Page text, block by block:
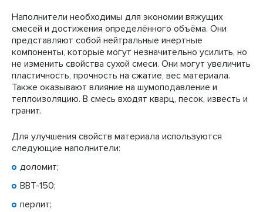
Наполнители необходимы для экономии вяжущих
смесей и достижения определённого объёма. Они
представляют собой нейтральные инертные
компоненты, которые могут незначительно усилить, но
не изменить свойства сухой смеси. Они могут увеличить
пластичность, прочность на сжатие, вес материала.
Также оказывают влияние на шумоподавление и
теплоизоляцию. В смесь входят кварц, песок, известь и
гранит.
Для улучшения свойств материала используются
следующие наполнители:
доломит;
BBT-150;
перлит;